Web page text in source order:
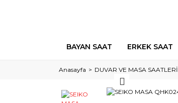
BAYAN SAAT ERKEK SAAT
Anasayfa DUVAR VE MASA SAATLERİ